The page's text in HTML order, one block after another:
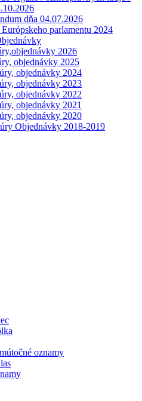
dňa 04.07.2026
parlamentu 2024
2026
objednávky 2025
objednávky 2024
objednávky 2023
objednávky 2022
objednávky 2021
objednávky 2020
Objednávky 2018-2019
oznamy